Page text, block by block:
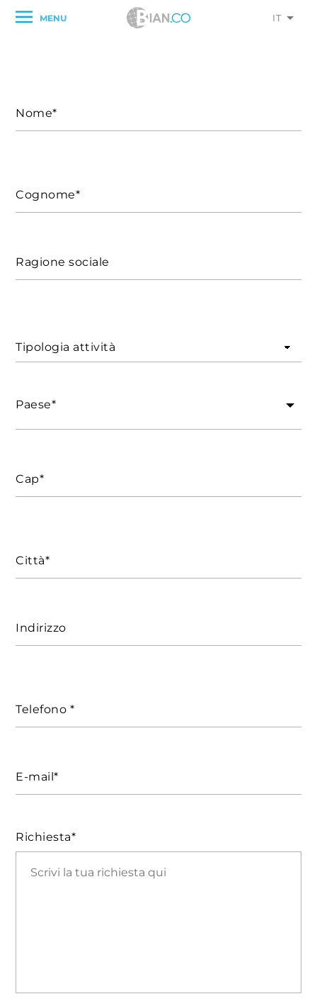
MENU IT
Nome*
Cognome*
Ragione sociale
Tipologia attività
Paese*
Cap*
Città*
Indirizzo
Telefono *
E-mail*
Richiesta*